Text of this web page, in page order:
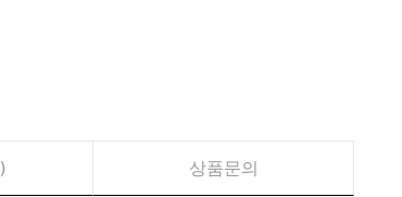
) 상품문의